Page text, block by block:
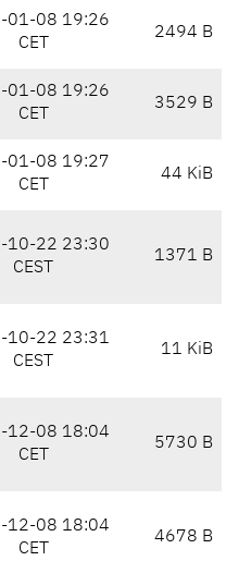
01-08 19:26
CET
2494 B
01-08 19:26
CET
3529 B
01-08 19:27
CET
44 KiB
10-22 23:30
CEST
1371 B
10-22 23:31
CEST
11 KiB
12-08 18:04
CET
5730 B
12-08 18:04
CET
4678 B